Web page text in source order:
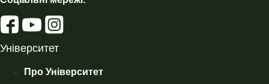
Університет
Про Університет